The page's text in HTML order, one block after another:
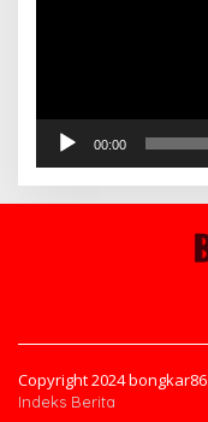
00:00
Copyright 2024 bongkar86
Indeks Berita